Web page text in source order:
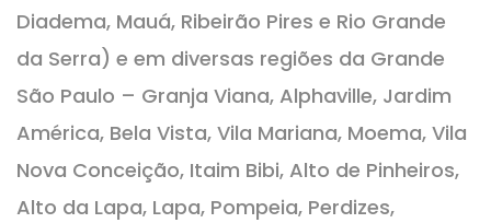
Diadema, Mauá, Ribeirão Pires e Rio Grande
da Serra) e em diversas regiões da Grande
São Paulo – Granja Viana, Alphaville, Jardim
América, Bela Vista, Vila Mariana, Moema, Vila
Nova Conceição, Itaim Bibi, Alto de Pinheiros,
Alto da Lapa, Lapa, Pompeia, Perdizes,